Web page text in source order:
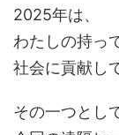
2025年は、
わたしの持っ
社会に貢献し
その一つとし